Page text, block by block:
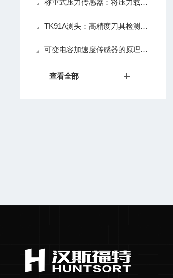
称重式压力传感器：将压力载荷转化为可测电信号的测力装置
TK91A测头：高精度刀具检测的工业助手
可变电容加速度传感器的原理及核心结构组成
查看全部